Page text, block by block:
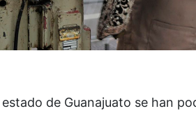
estado de Guanajuato se han